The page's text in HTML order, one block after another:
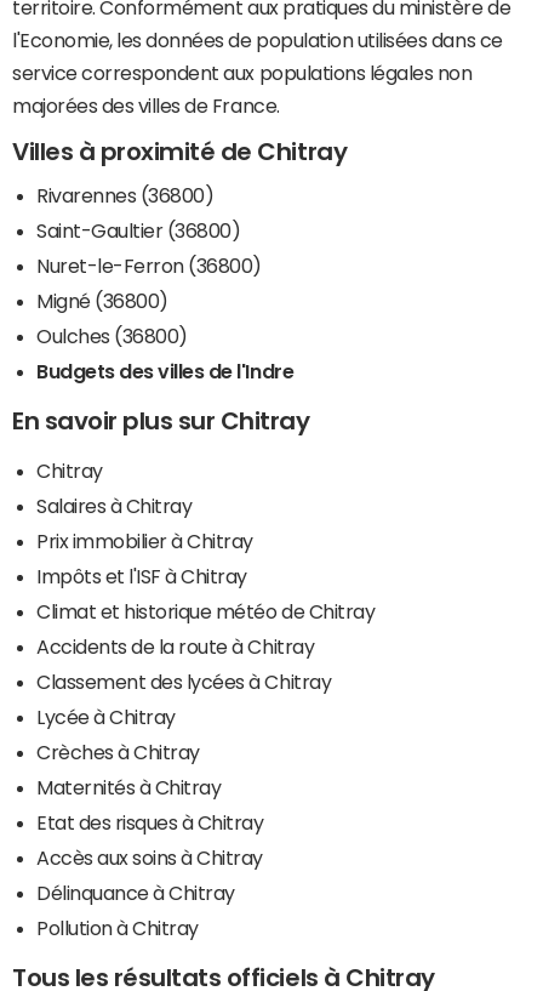
territoire. Conformément aux pratiques du ministère de
l'Economie, les données de population utilisées dans ce
service correspondent aux populations légales non
majorées des villes de France.
Villes à proximité de Chitray
Rivarennes (36800)
Saint-Gaultier (36800)
Nuret-le-Ferron (36800)
Migné (36800)
Oulches (36800)
Budgets des villes de l'Indre
En savoir plus sur Chitray
Chitray
Salaires à Chitray
Prix immobilier à Chitray
Impôts et l'ISF à Chitray
Climat et historique météo de Chitray
Accidents de la route à Chitray
Classement des lycées à Chitray
Lycée à Chitray
Crèches à Chitray
Maternités à Chitray
Etat des risques à Chitray
Accès aux soins à Chitray
Délinquance à Chitray
Pollution à Chitray
Tous les résultats officiels à Chitray